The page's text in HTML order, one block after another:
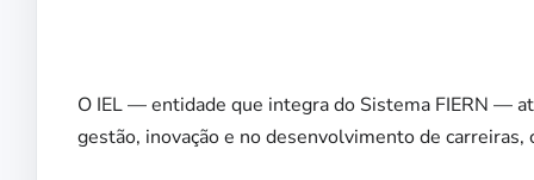
O IEL — entidade que integra do Sistema FIERN —
gestão, inovação e no desenvolvimento de